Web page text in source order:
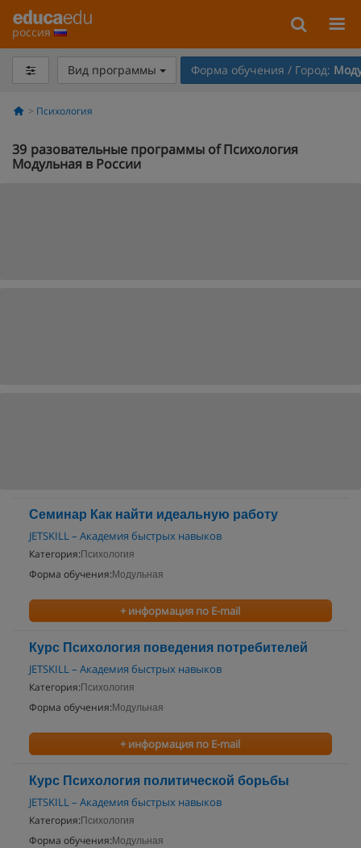
россия
Вид программы Форма обучения / Город:
Психология
39 разовательные программы of Психология
Модульная в России
Семинар Как найти идеальную работу
JETSKILL – Академия быстрых навыков
Категория: Психология
Форма обучения: Модульная
+ информация по E-mail
Курс Психология поведения потребителей
JETSKILL – Академия быстрых навыков
Категория: Психология
Форма обучения: Модульная
+ информация по E-mail
Курс Психология политической борьбы
JETSKILL – Академия быстрых навыков
Категория: Психология
Форма обучения: Модульная